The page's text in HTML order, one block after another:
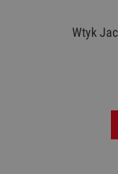
Wtyk